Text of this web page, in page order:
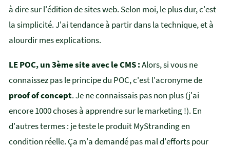
à dire sur l'édition de sites web. Selon moi, le plus dur, c'est
la simplicité. J'ai tendance à partir dans la technique, et à
alourdir mes explications.
LE POC, un 3ème site avec le CMS :Alors, si vous ne
connaissez pas le principe du POC, c'est l'acronyme de
proof of concept. Je ne connaissais pas non plus (j'ai
encore 1000 choses à apprendre sur le marketing !). En
d'autres termes : je teste le produit MyStranding en
condition réelle. Ça m'a demandé pas mal d'efforts pour